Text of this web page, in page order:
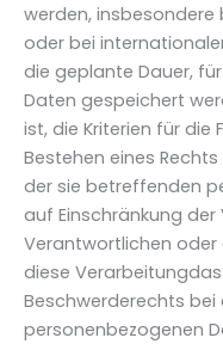
werden, insbesondere
oder bei
die geplante Dauer,
Daten gespeichert
ist, die Kriterien für die
Bestehen eines
der sie betreffenden
auf Einschränkung
Verantwortlichen oder
diese
Beschwerderechts
personenbezogenen